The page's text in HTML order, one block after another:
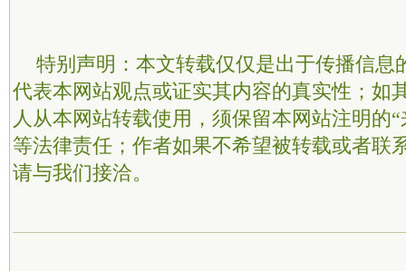
特别声明：本文转载仅仅是出于传播信息
代表本网站观点或证实其内容的真实性；如
人从本网站转载使用，须保留本网站注明的
等法律责任；作者如果不希望被转载或者联
请与我们接洽。